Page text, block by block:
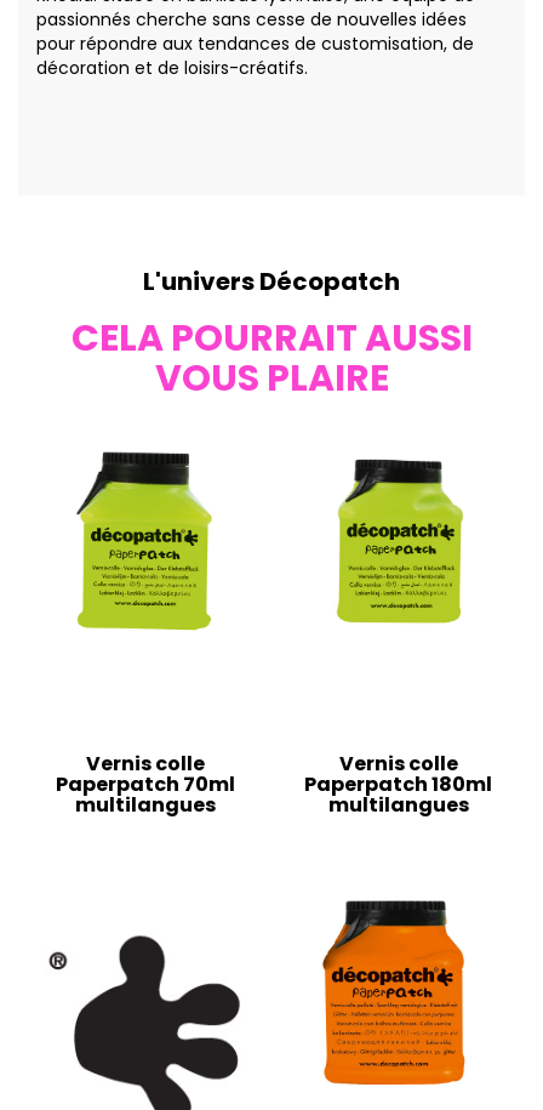
passionnés cherche sans cesse de nouvelles idées
pour répondre aux tendances de customisation, de
décoration et de loisirs-créatifs.
L'univers Décopatch
CELA POURRAIT AUSSI
VOUS PLAIRE
Vernis colle
Paperpatch 70ml
multilangues
Vernis colle
Paperpatch 180ml
multilangues